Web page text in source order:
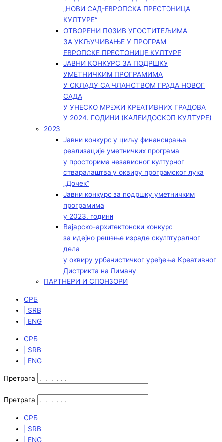
„НОВИ САД-ЕВРОПСКА ПРЕСТОНИЦА
КУЛТУРЕ“
ОТВОРЕНИ ПОЗИВ УГОСТИТЕЉИМА
ЗА УКЉУЧИВАЊЕ У ПРОГРАМ
ЕВРОПСКЕ ПРЕСТОНИЦЕ КУЛТУРЕ
ЈАВНИ КОНКУРС ЗА ПОДРШКУ
УМЕТНИЧКИМ ПРОГРАМИМА
У СКЛАДУ СА ЧЛАНСТВОМ ГРАДА НОВОГ
САДА
У УНЕСКО МРЕЖИ КРЕАТИВНИХ ГРАДОВА
У 2024. ГОДИНИ (КАЛЕИДОСКОП КУЛТУРЕ)
2023
Јавни конкурс у циљу финансирања
реализације уметничких програма
у просторима независног културног
стваралаштва у оквиру програмског лука
„Дочек”
Јавни конкурс за подршку уметничким
програмима
у 2023. години
Вајарско-архитектонски конкурс
за идејно решење израде скулптуралног
дела
у оквиру урбанистичког уређења Креативног
Дистрикта на Лиману
ПАРТНЕРИ И СПОНЗОРИ
СРБ
| SRB
| ENG
СРБ
| SRB
| ENG
Претрага
Претрага
СРБ
| SRB
| ENG